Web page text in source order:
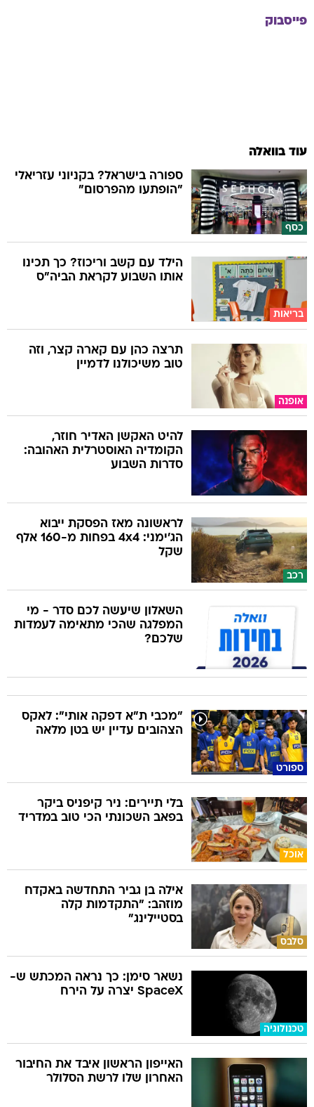
פייסבוק
עוד בוואלה
כסף
ספורה בישראל? בקניוני עזריאלי
"הופתעו מהפרסום"
בריאות
הילד עם קשב וריכוז? כך תכינו
אותו השבוע לקראת הביה"ס
אופנה
תרצה כהן עם קארה קצר, וזה
טוב משיכולנו לדמיין
להיט האקשן האדיר חוזר,
הקומדיה האוסטרלית האהובה:
סדרות השבוע
רכב
לראשונה מאז הפסקת ייבוא
הג'ימני: 4x4 בפחות מ-160 אלף
שקל
השאלון שיעשה לכם סדר - מי
המפלגה שהכי מתאימה לעמדות
שלכם?
ספורט
"מכבי ת"א דפקה אותי": לאקס
הצהובים עדיין יש בטן מלאה
אוכל
בלי תיירים: ניר קיפניס ביקר
בפאב השכונתי הכי טוב במדריד
סלבס
אילה בן גביר התחדשה באקדח
מוזהב: "התקדמות קלה
בסטיילינג"
טכנולוגיה
נשאר סימן: כך נראה המכתש ש-
SpaceX יצרה על הירח
האייפון הראשון איבד את החיבור
האחרון שלו לרשת הסלולר